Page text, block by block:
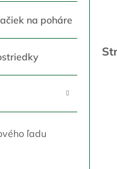
na poháre
ľadu